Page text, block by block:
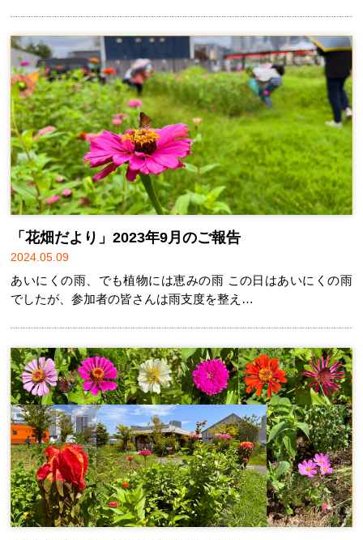
「花畑だより」2023年9月のご報告
2024.05.09
あいにくの雨、でも植物には恵みの雨 この日はあいにくの雨
でしたが、参加者の皆さんは雨支度を整え…